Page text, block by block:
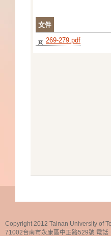
文件
269-279.pdf
Copyright 2012 Tainan University of
71002台南市永康區中正路529號 電